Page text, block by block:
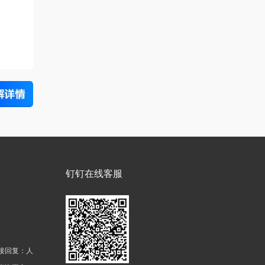
回复：人
钉钉在线客服